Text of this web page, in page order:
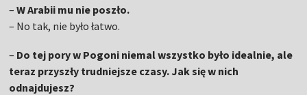
–W Arabii mu nie poszło.
– No tak, nie było łatwo.
– Do tej pory w Pogoni niemal wszystko było idealnie, ale
teraz przyszły trudniejsze czasy. Jak się w nich
odnajdujesz?